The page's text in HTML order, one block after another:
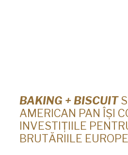
BAKING + BISCUIT
AMERICAN PAN ÎȘI
INVESTIȚIILE
BRUTĂRIILE